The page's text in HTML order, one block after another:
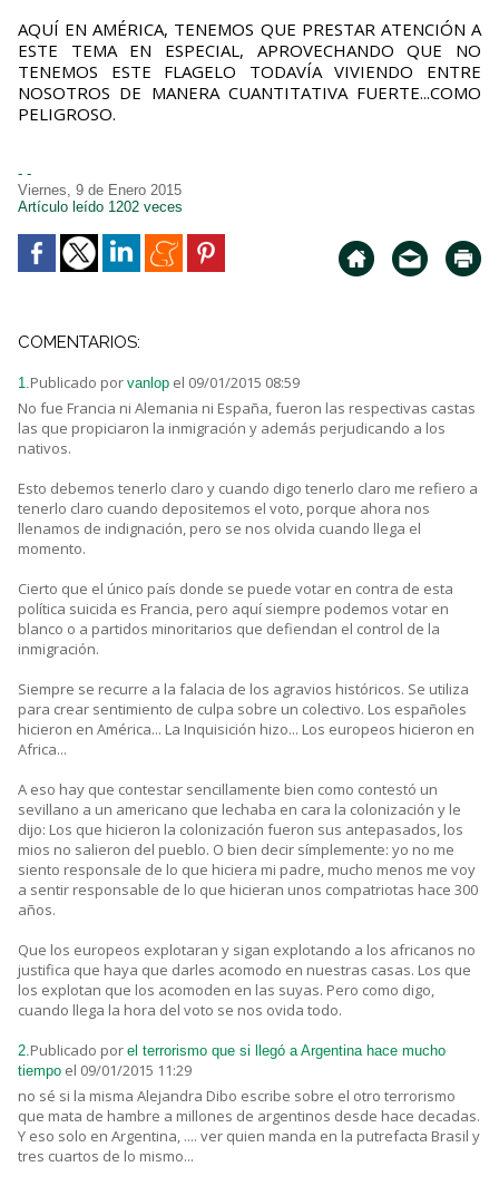
AQUÍ EN AMÉRICA, TENEMOS QUE PRESTAR ATENCIÓN A
ESTE TEMA EN ESPECIAL, APROVECHANDO QUE NO
TENEMOS ESTE FLAGELO TODAVÍA VIVIENDO ENTRE
NOSOTROS DE MANERA CUANTITATIVA FUERTE...COMO
PELIGROSO.
- -
Viernes, 9 de Enero 2015
Artículo leído 1202 veces
COMENTARIOS:
1.Publicado por vanlop el 09/01/2015 08:59
No fue Francia ni Alemania ni España, fueron las respectivas castas
las que propiciaron la inmigración y además perjudicando a los
nativos.
Esto debemos tenerlo claro y cuando digo tenerlo claro me refiero a
tenerlo claro cuando depositemos el voto, porque ahora nos
llenamos de indignación, pero se nos olvida cuando llega el
momento.
Cierto que el único país donde se puede votar en contra de esta
política suicida es Francia, pero aquí siempre podemos votar en
blanco o a partidos minoritarios que defiendan el control de la
inmigración.
Siempre se recurre a la falacia de los agravios históricos. Se utiliza
para crear sentimiento de culpa sobre un colectivo. Los españoles
hicieron en América... La Inquisición hizo... Los europeos hicieron en
Africa...
A eso hay que contestar sencillamente bien como contestó un
sevillano a un americano que lechaba en cara la colonización y le
dijo: Los que hicieron la colonización fueron sus antepasados, los
mios no salieron del pueblo. O bien decir símplemente: yo no me
siento responsale de lo que hiciera mi padre, mucho menos me voy
a sentir responsable de lo que hicieran unos compatriotas hace 300
años.
Que los europeos explotaran y sigan explotando a los africanos no
justifica que haya que darles acomodo en nuestras casas. Los que
los explotan que los acomoden en las suyas. Pero como digo,
cuando llega la hora del voto se nos ovida todo.
2.Publicado por el terrorismo que si llegó a Argentina hace mucho
tiempo el 09/01/2015 11:29
no sé si la misma Alejandra Dibo escribe sobre el otro terrorismo
que mata de hambre a millones de argentinos desde hace decadas.
Y eso solo en Argentina, .... ver quien manda en la putrefacta Brasil y
tres cuartos de lo mismo...